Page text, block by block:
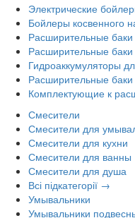
Электрические
Бойлеры косвенного
Расширительные
Расширительные
Гидроаккумуляторы
Расширительные
Комплектующие к
Смесители
Смесители для
Смесители для кухни
Смесители для ванны
Смесители для душа
Всі підкатегорії →
Умывальники
Умывальники